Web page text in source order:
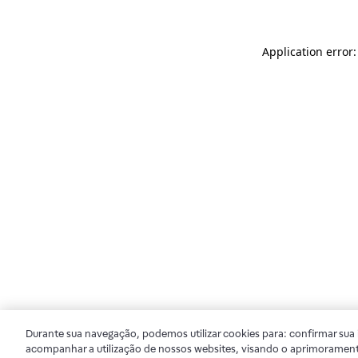
Application
Durante sua navegação, podemos utilizar cookies para: confirmar
acompanhar a utilização de nossos websites, visando o